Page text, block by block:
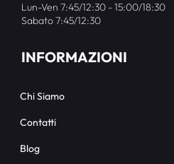
Lun-Ven 7:45/12:30 - 15:00/18:30
Sabato 7:45/12:30
INFORMAZIONI
Chi Siamo
Contatti
Blog